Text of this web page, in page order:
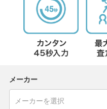
メーカー